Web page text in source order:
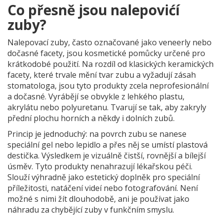
Co přesně jsou nalepovićí
zuby?
Nalepovací zuby, často označované jako veneerly nebo
dočasné facety, jsou kosmetické pomůcky určené pro
krátkodobé použití. Na rozdíl od klasických keramických
facety, které trvale mění tvar zubu a vyžadují zásah
stomatologa, jsou tyto produkty zcela neprofesionální
a dočasné. Vyrábějí se obvykle z lehkého plastu,
akrylátu nebo polyuretanu. Tvarují se tak, aby zakryly
přední plochu horních a někdy i dolních zubů.
Princip je jednoduchý: na povrch zubu se nanese
speciální gel nebo lepidlo a přes něj se umístí plastová
destička. Výsledkem je vizuálně čistší, rovnější a bílejší
úsměv. Tyto produkty nenahrazují lékařskou péči.
Slouží výhradně jako estetický doplněk pro speciální
příležitosti, natáčení videí nebo fotografování. Není
možné s nimi žít dlouhodobě, ani je používat jako
náhradu za chybějící zuby v funkčním smyslu.